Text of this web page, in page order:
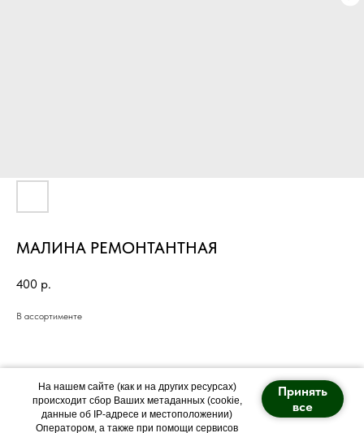
МАЛИНА РЕМОНТАНТНАЯ
400 р.
В ассортименте
Политика конфиденциальности
На нашем сайте (как и на других ресурсах)
происходит сбор Ваших метаданных (cookie,
данные об IP-адресе и местоположении)
Оператором, а также при помощи сервисов
Принять
все